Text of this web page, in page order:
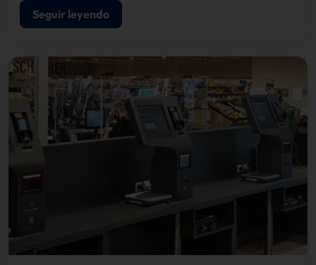
terminales de autoservicio de .
Seguir leyendo